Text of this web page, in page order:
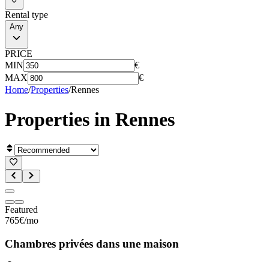
Rental type
Any
PRICE
MIN
€
MAX
€
Home/Properties/Rennes
Properties in Rennes
Featured
765€/mo
Chambres privées dans une maison